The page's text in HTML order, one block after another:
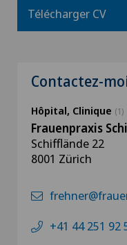
Télécharger CV
Contactez-
Hôpital, Clinique (1)
Frauenpraxis
Schifflände 22
8001 Zürich
+41 44 251 92